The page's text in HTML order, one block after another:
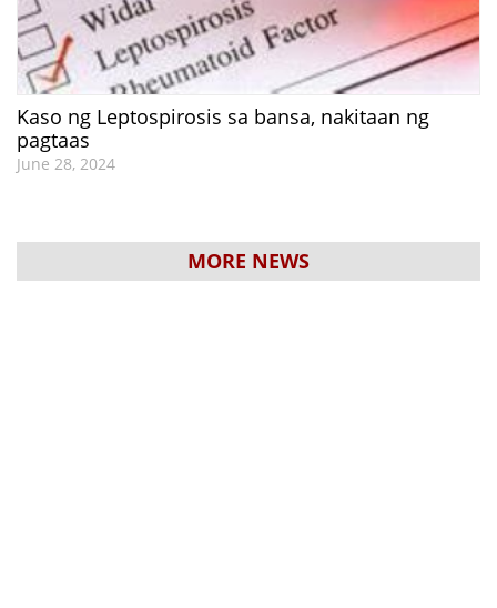
Kaso ng Leptospirosis sa bansa, nakitaan ng
pagtaas
June 28, 2024
MORE NEWS